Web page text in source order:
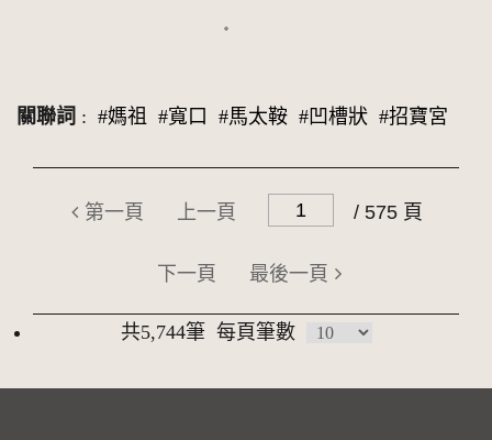
關聯詞 : #媽祖 #寬口 #馬太鞍 #凹槽狀 #招寶宮
第一頁 上一頁 / 575 頁
下一頁 最後一頁
共5,744筆 每頁筆數